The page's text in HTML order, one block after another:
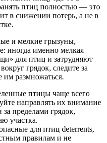
птиц полностью — это
в снижении потерь, а не в
и мелкие грызуны,
иногда именно мелкая
для птиц и затрудняют
грядок, следите за
им размножаться.
птицы чаще всего
направлять их внимание
пределами грядок,
участка.
для птиц deterrents,
правилам и не